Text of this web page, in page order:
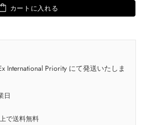
カートに入れる
International Priority にて発送いたしま
日
で送料無料